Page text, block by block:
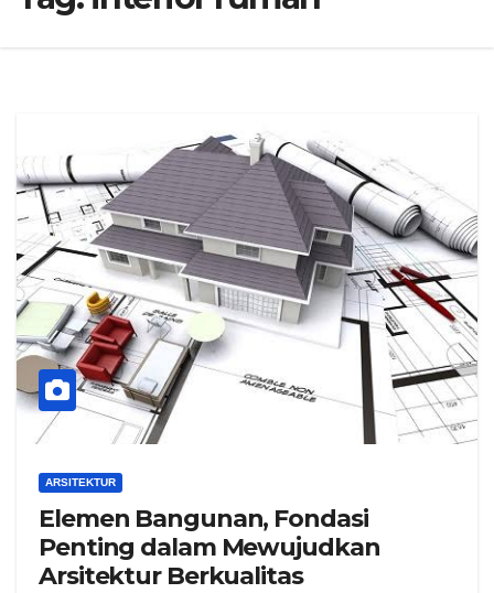
ARSITEKTUR
Elemen Bangunan, Fondasi
Penting dalam Mewujudkan
Arsitektur Berkualitas